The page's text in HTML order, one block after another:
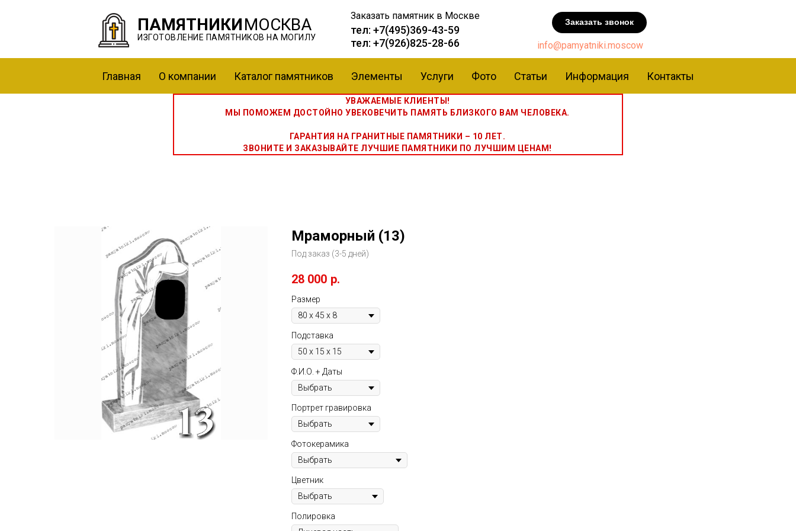
info@pamyatniki.moscow
Заказать звонок
Заказать памятник в Москве
тел: +7(495)369-43-59
тел: +7(926)825-28-66
ПАМЯТНИКИМОСКВА
ИЗГОТОВЛЕНИЕ ПАМЯТНИКОВ НА МОГИЛУ
Главная О компании Каталог памятников Элементы Услуги Фото Статьи Информация Контакты
УВАЖАЕМЫЕ КЛИЕНТЫ!
МЫ ПОМОЖЕМ ДОСТОЙНО УВЕКОВЕЧИТЬ ПАМЯТЬ БЛИЗКОГО ВАМ ЧЕЛОВЕКА.
ГАРАНТИЯ НА ГРАНИТНЫЕ ПАМЯТНИКИ – 10 ЛЕТ.
ЗВОНИТЕ И ЗАКАЗЫВАЙТЕ ЛУЧШИЕ ПАМЯТНИКИ ПО ЛУЧШИМ ЦЕНАМ!
Мраморный (13)
Под заказ (3-5 дней)
28 000 р.
Размер
Подставка
Ф.И.О. + Даты
Портрет гравировка
Фотокерамика
Цветник
Полировка